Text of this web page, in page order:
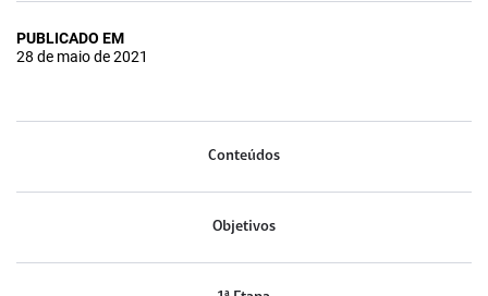
PUBLICADO EM
28 de maio de 2021
Conteúdos
Objetivos